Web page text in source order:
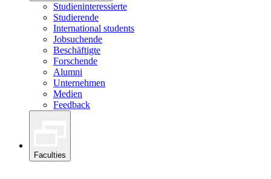
Studieninteressierte
Studierende
International students
Jobsuchende
Beschäftigte
Forschende
Alumni
Unternehmen
Medien
Feedback
Faculties